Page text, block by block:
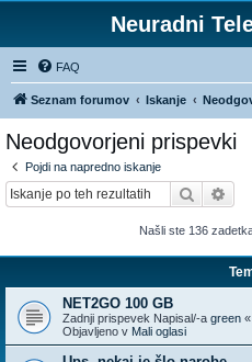
Neuradni
FAQ
Seznam forumov Iskanje
Neodgovorjeni prispevki
Pojdi na napredno iskanje
Iskanje
Našli ste 136
NET2GO 100 GB
Zadnji prispevek Napisal/-a green «
Objavljeno v Mali oglasi